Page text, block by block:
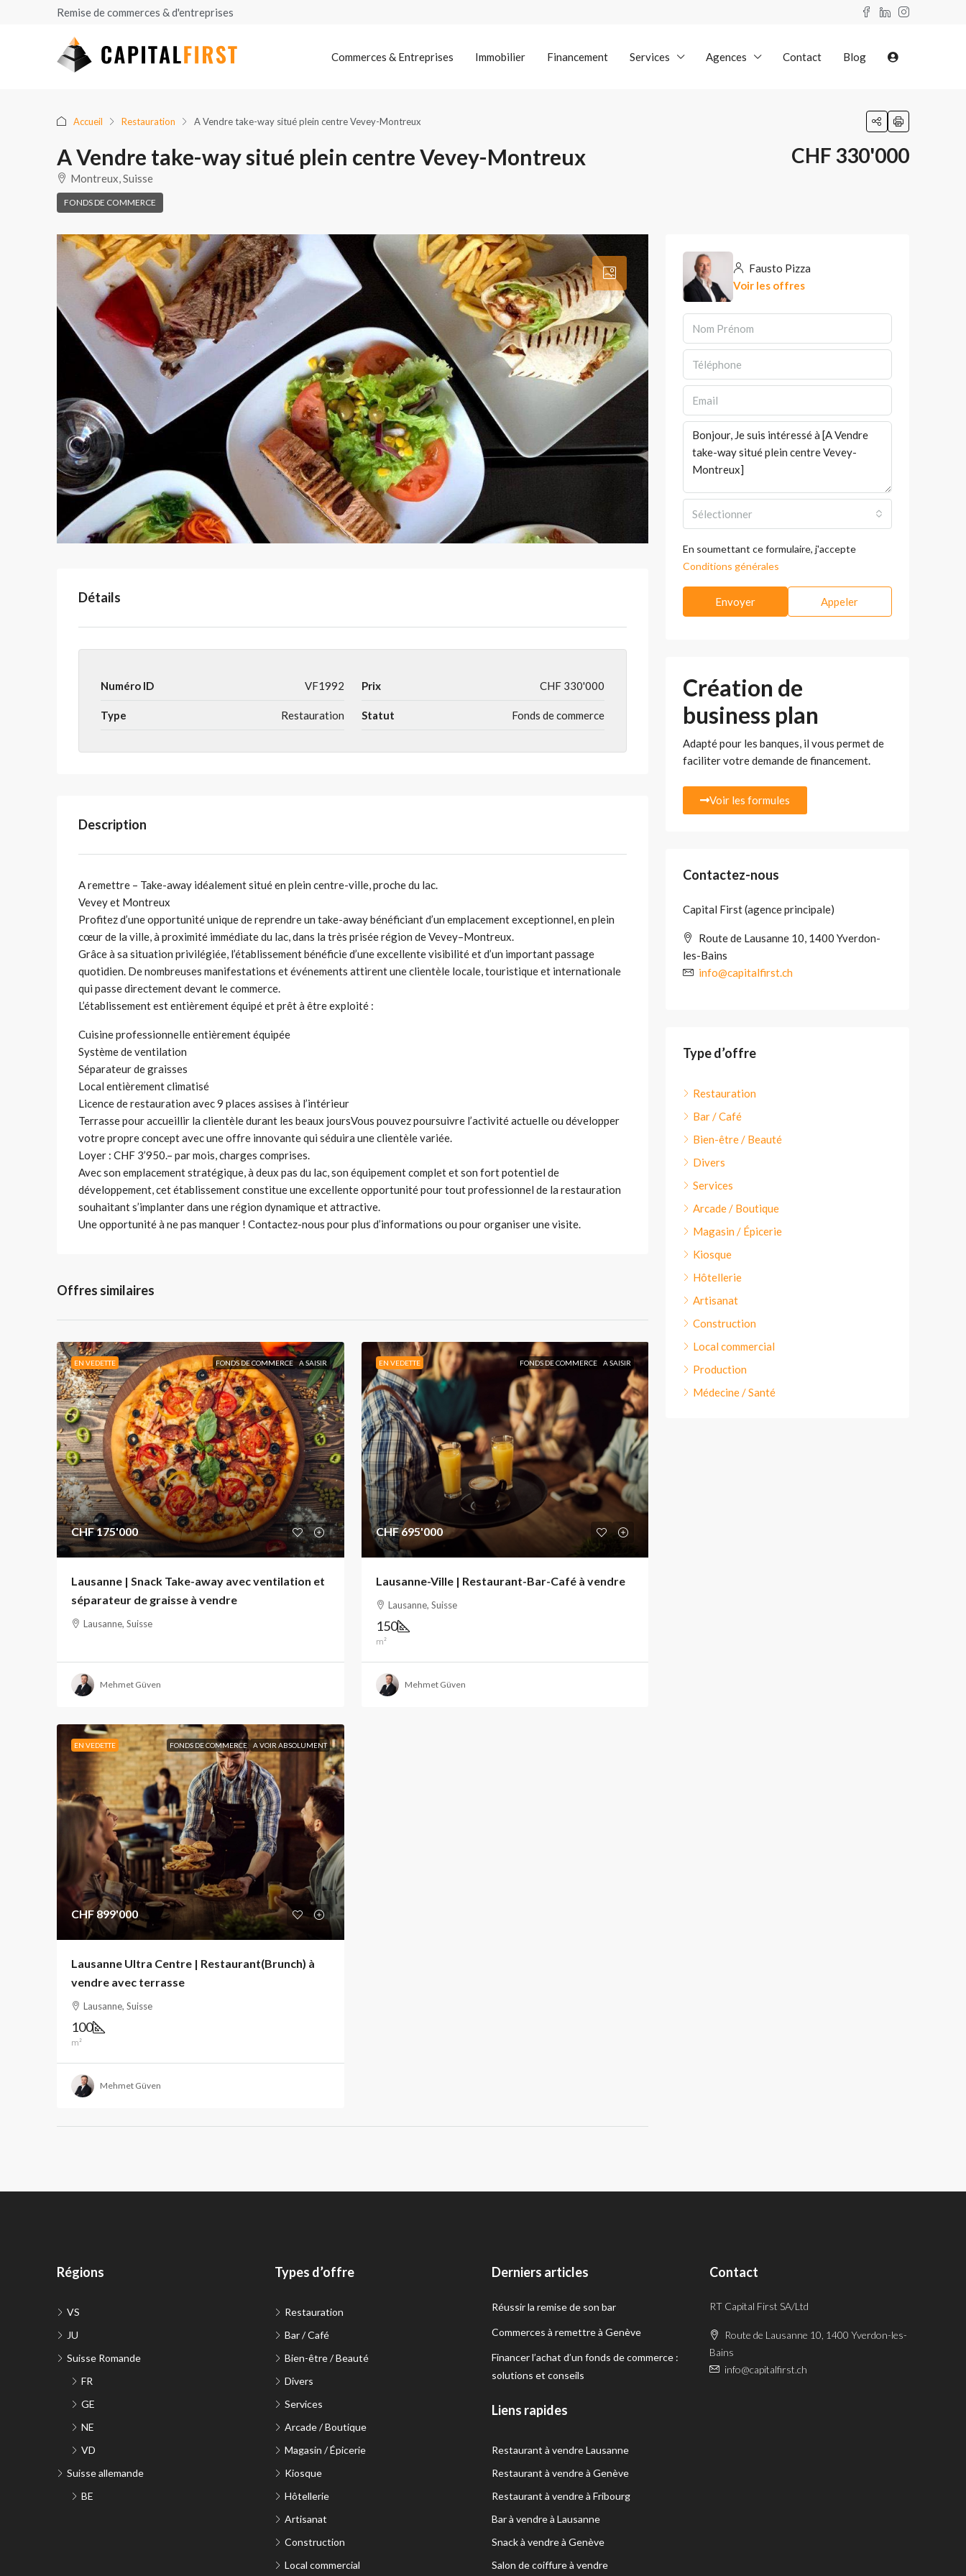
Remise de commerces & d'entreprises
Commerces & Entreprises Immobilier Financement Services Agences Contact Blog
Accueil Restauration A Vendre take-way situé plein centre Vevey-Montreux
A Vendre take-way situé plein centre Vevey-Montreux
Montreux, Suisse
FONDS DE COMMERCE
CHF 330'000
Détails
Numéro ID VF1992 Prix CHF 330'000
Type Restauration Statut Fonds de commerce
Description
A remettre – Take-away idéalement situé en plein centre-ville, proche du lac.
Vevey et Montreux
Profitez d’une opportunité unique de reprendre un take-away bénéficiant d’un emplacement exceptionnel, en plein
cœur de la ville, à proximité immédiate du lac, dans la très prisée région de Vevey–Montreux.
Grâce à sa situation privilégiée, l’établissement bénéficie d’une excellente visibilité et d’un important passage
quotidien. De nombreuses manifestations et événements attirent une clientèle locale, touristique et internationale
qui passe directement devant le commerce.
L’établissement est entièrement équipé et prêt à être exploité :
Cuisine professionnelle entièrement équipée
Système de ventilation
Séparateur de graisses
Local entièrement climatisé
Licence de restauration avec 9 places assises à l’intérieur
Terrasse pour accueillir la clientèle durant les beaux joursVous pouvez poursuivre l’activité actuelle ou développer
votre propre concept avec une offre innovante qui séduira une clientèle variée.
Loyer : CHF 3’950.– par mois, charges comprises.
Avec son emplacement stratégique, à deux pas du lac, son équipement complet et son fort potentiel de
développement, cet établissement constitue une excellente opportunité pour tout professionnel de la restauration
souhaitant s’implanter dans une région dynamique et attractive.
Une opportunité à ne pas manquer ! Contactez-nous pour plus d’informations ou pour organiser une visite.
Offres similaires
EN VEDETTE FONDS DE COMMERCE A SAISIR
CHF 175'000
Lausanne | Snack Take-away avec ventilation et
séparateur de graisse à vendre
Lausanne, Suisse
Mehmet Güven
EN VEDETTE FONDS DE COMMERCE A SAISIR
CHF 695'000
Lausanne-Ville | Restaurant-Bar-Café à vendre
Lausanne, Suisse
150
m²
Mehmet Güven
EN VEDETTE FONDS DE COMMERCE A VOIR ABSOLUMENT
CHF 899'000
Lausanne Ultra Centre | Restaurant(Brunch) à
vendre avec terrasse
Lausanne, Suisse
100
m²
Mehmet Güven
Fausto Pizza
Voir les offres
Sélectionner
En soumettant ce formulaire, j'accepte
Conditions générales
Envoyer Appeler
Création de
business plan
Adapté pour les banques, il vous permet de
faciliter votre demande de financement.
Voir les formules
Contactez-nous
Capital First (agence principale)
Route de Lausanne 10, 1400 Yverdon-
les-Bains
info@capitalfirst.ch
Type d’offre
Restauration
Bar / Café
Bien-être / Beauté
Divers
Services
Arcade / Boutique
Magasin / Épicerie
Kiosque
Hôtellerie
Artisanat
Construction
Local commercial
Production
Médecine / Santé
Régions
VS
JU
Suisse Romande
FR
GE
NE
VD
Suisse allemande
BE
Types d’offre
Restauration
Bar / Café
Bien-être / Beauté
Divers
Services
Arcade / Boutique
Magasin / Épicerie
Kiosque
Hôtellerie
Artisanat
Construction
Local commercial
Derniers articles
Réussir la remise de son bar
Commerces à remettre à Genève
Financer l’achat d’un fonds de commerce :
solutions et conseils
Liens rapides
Restaurant à vendre Lausanne
Restaurant à vendre à Genève
Restaurant à vendre à Fribourg
Bar à vendre à Lausanne
Snack à vendre à Genève
Salon de coiffure à vendre
Contact
RT Capital First SA/Ltd
Route de Lausanne 10, 1400 Yverdon-les-
Bains
info@capitalfirst.ch